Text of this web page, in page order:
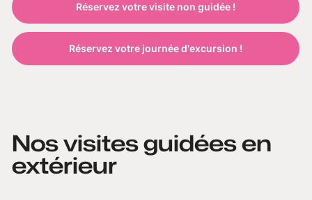
Réservez votre visite non guidée !
Réservez votre journée d'excursion !
Nos visites guidées en
extérieur